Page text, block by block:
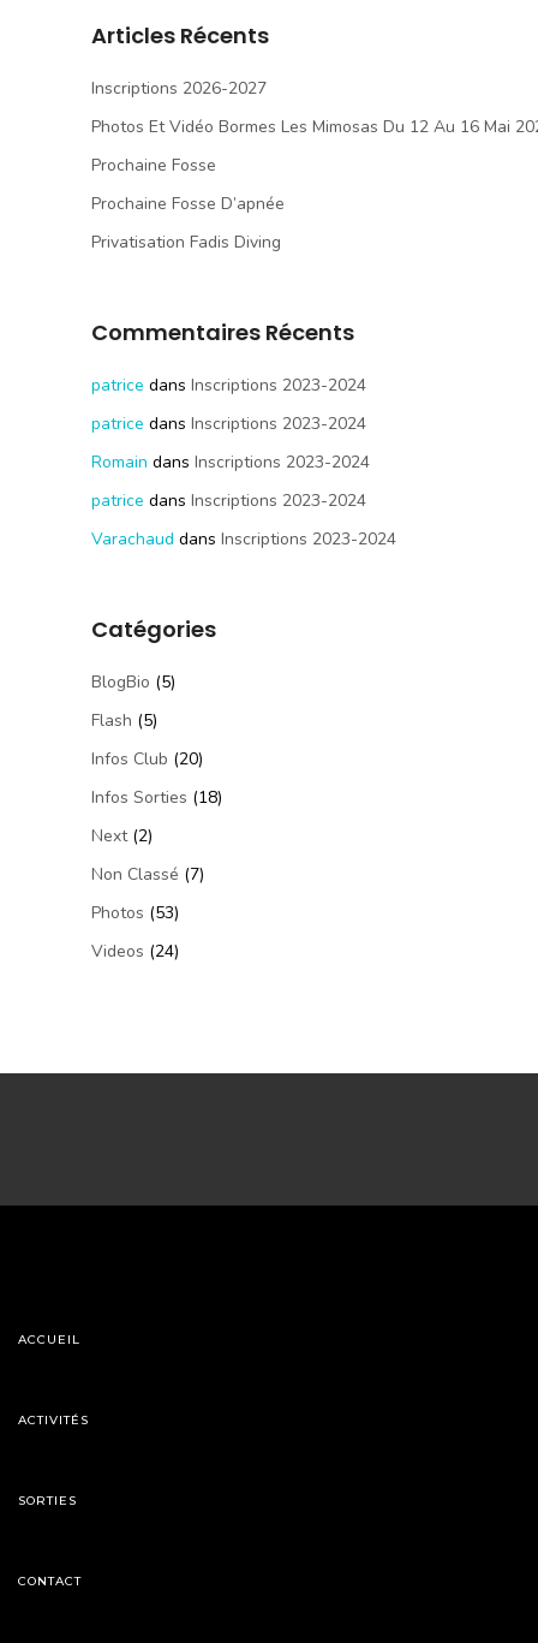
Articles Récents
Inscriptions 2026-2027
Photos Et Vidéo Bormes Les Mimosas Du 12 Au 16 Mai
Prochaine Fosse
Prochaine Fosse D’apnée
Privatisation Fadis Diving
Commentaires Récents
patrice dans Inscriptions 2023-2024
patrice dans Inscriptions 2023-2024
Romain dans Inscriptions 2023-2024
patrice dans Inscriptions 2023-2024
Varachaud dans Inscriptions 2023-2024
Catégories
BlogBio (5)
Flash (5)
Infos Club (20)
Infos Sorties (18)
Next(2)
Non Classé (7)
Photos (53)
Videos (24)
ACCUEIL
ACTIVITÉS
SORTIES
CONTACT